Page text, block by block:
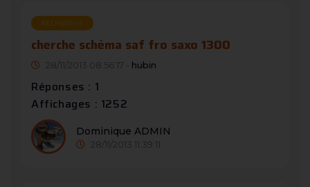
RECHERCHE
cherche schéma saf fro saxo 1300
28/11/2013 08:56:17 - hubin
Réponses : 1
Affichages : 1252
Dominique ADMIN
28/11/2013 11:39:11